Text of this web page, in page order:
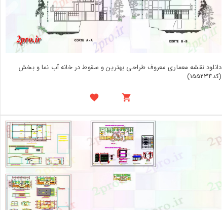
دانلود نقشه معماری معروف طراحی بهترین و سقوط در خانه آب نما و بخش
(کد155234)